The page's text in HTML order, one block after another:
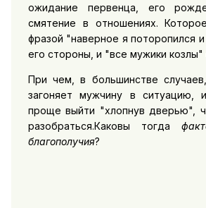
ожидание первенца, его
смятение в отношениях. Которое
фразой "наверное я поторопился
его стороны, и "все мужики козлы"
При чем, в большинстве
загоняет мужчину в ситуацию,
проще выйти "хлопнув дверью",
разобраться.Каковы тогда
благополучия?